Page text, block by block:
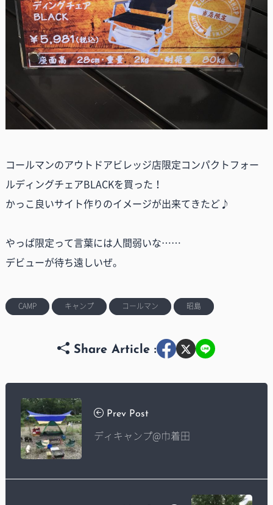
コールマンのアウトドアビレッジ店限定コンパクトフォー
ルディングチェアBLACKを買った！
かっこ良いサイト作りのイメージが出来てきたど♪
やっぱ限定って言葉には人間弱いな……
デビューが待ち遠しいぜ。
CAMP キャンプ コールマン 昭島
Share Article :
Prev Post
ディキャンプ@巾着田